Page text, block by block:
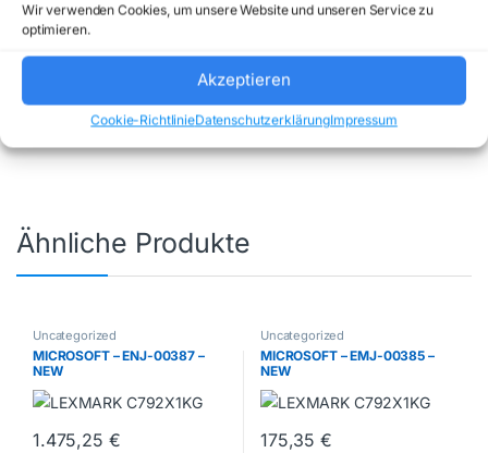
Wir verwenden Cookies, um unsere Website und unseren Service zu
optimieren.
Akzeptieren
Cookie-RichtlinieDatenschutzerklärungImpressum
ORAZIO02PT
Marke:
Ähnliche Produkte
Uncategorized
MICROSOFT – ENJ-00387 –
NEW
1.475,25 €
Uncategorized
MICROSOFT – EMJ-00385 –
NEW
175,35€